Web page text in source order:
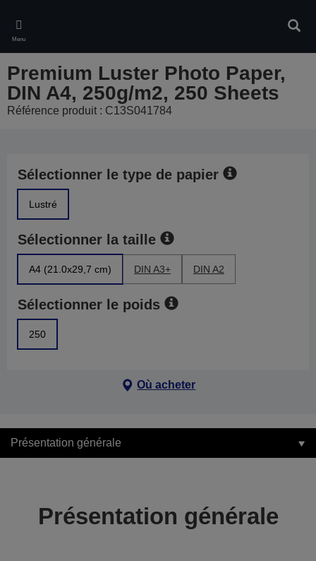
main
content
Menu
Premium Luster Photo Paper,
DIN A4, 250g/m2, 250 Sheets
Référence produit : C13S041784
Sélectionner le type de papier
Lustré
Sélectionner la taille
A4 (21.0x29,7 cm) DIN A3+ DIN A2
Sélectionner le poids
250
Où acheter
Présentation générale
Présentation générale